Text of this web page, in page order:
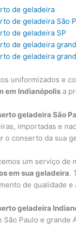
de geladeira
de geladeira São
de geladeira SP
de geladeira
de geladeira
uniformizados e
em Indianópolis a
geladeira São
importadas e
o conserto da sua
um serviço de
em sua geladeira.
de qualidade
geladeira
São Paulo e grande